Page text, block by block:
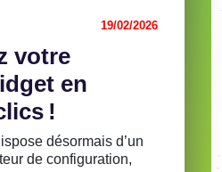
votre
en
!
19/02/2026
désor­mais d’un
de confi­gu­ra­tion,